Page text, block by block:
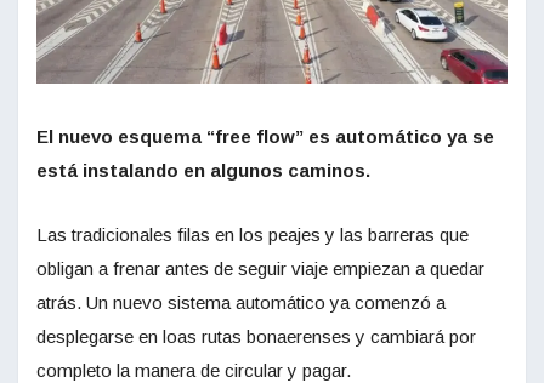
El nuevo esquema “free flow” es automático ya se
está instalando en algunos caminos.
Las tradicionales filas en los peajes y las barreras que
obligan a frenar antes de seguir viaje empiezan a quedar
atrás. Un nuevo sistema automático ya comenzó a
desplegarse en loas rutas bonaerenses y cambiará por
completo la manera de circular y pagar.